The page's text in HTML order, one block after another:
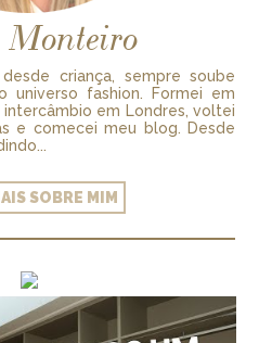
criança, sempre soube
universo fashion. Formei em
em Londres, voltei
e comecei meu blog. Desde
SOBRE MIM